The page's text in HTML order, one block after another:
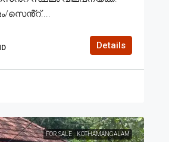
സെൻ്റ്....
Details
FOR SALE KOTHAMANGALAM